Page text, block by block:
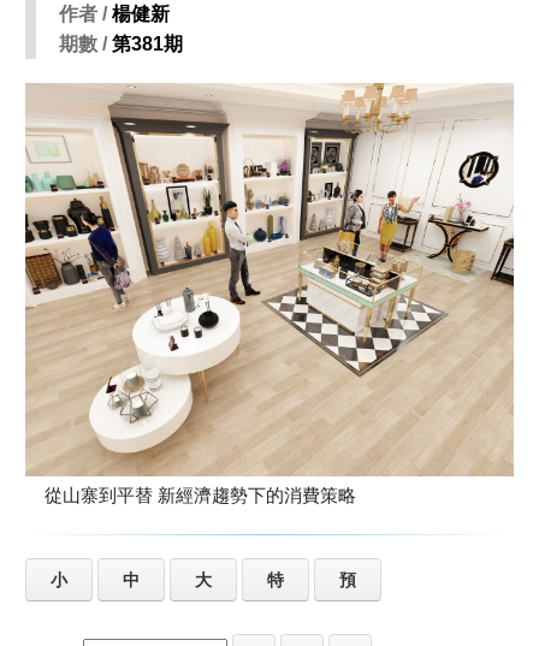
作者 /楊健新
期數 /第381期
從山寨到平替 新經濟趨勢下的消費策略
小 中 大 特 預